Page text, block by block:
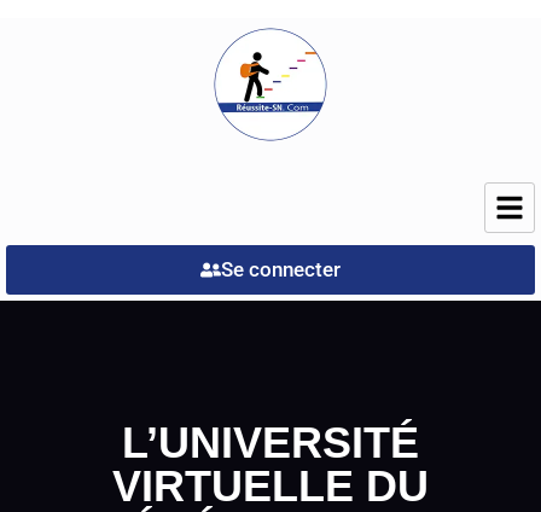
Se connecter
L’UNIVERSITÉ
VIRTUELLE DU